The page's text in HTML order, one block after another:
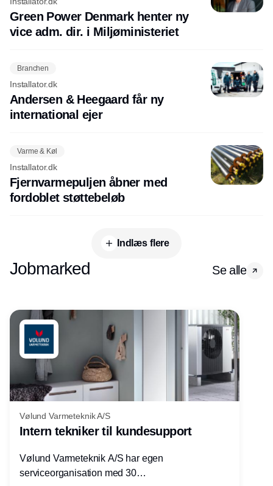
Green Power Denmark henter ny
vice adm. dir. i Miljøministeriet
Branchen
Installator.dk
Andersen & Heegaard får ny
international ejer
Varme & Køl
Installator.dk
Fjernvarmepuljen åbner med
fordoblet støttebeløb
Indlæs flere
Jobmarked Se alle
Vølund Varmeteknik A/S
Intern tekniker til kundesupport
Vølund Varmeteknik A/S har egen
serviceorganisation med 30